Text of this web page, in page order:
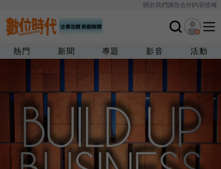
關於我們廣告合作內容授權
熱門 新聞 專題 影音 活動